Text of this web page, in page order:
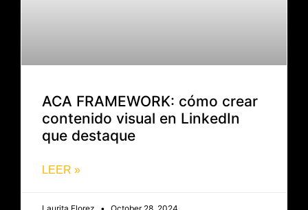
ACA FRAMEWORK: cómo crear
contenido visual en LinkedIn
que destaque
LEER »